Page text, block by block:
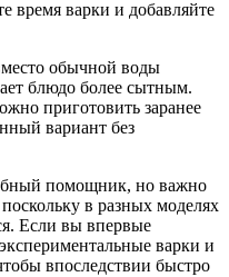
время варки и добавляйте
обычной воды
блюдо более сытным.
приготовить заранее
вариант без
помощник, но важно
в разных моделях
Если вы впервые
варки и
впоследствии быстро